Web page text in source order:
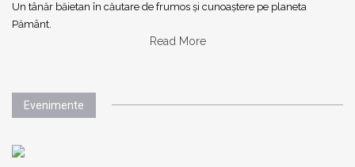
Un tânăr băietan în căutare de frumos și cunoaștere pe planeta
Pământ.
Read More
Evenimente